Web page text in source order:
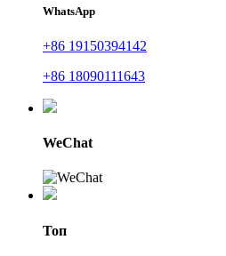
WhatsApp
+86 19150394142
+86 18090111643
WeChat
Топ